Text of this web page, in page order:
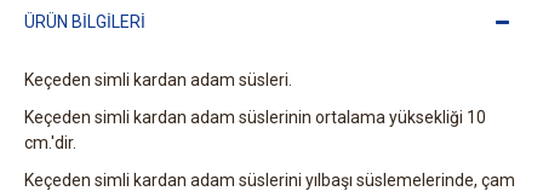
ÜRÜN BILGILERI
Keçeden simli kardan adam süsleri.
Keçeden simli kardan adam süslerinin ortalama yüksekliği 10
cm.'dir.
Keçeden simli kardan adam süslerini yılbaşı süslemelerinde, çam